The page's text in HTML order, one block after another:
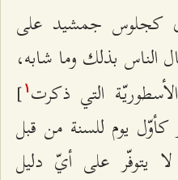
كجلوس جمشيد على
الناس بذلك وما شابه،
التي ذكرت ۱ ]
كأوّل يوم للسنة من قبل
لا يتوفّر على أيّ دليل